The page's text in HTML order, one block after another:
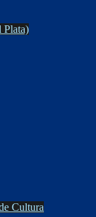
Plata)
Cultura